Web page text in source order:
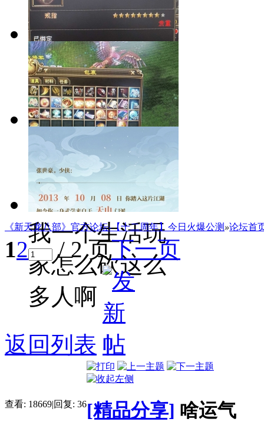
建号一年的成
就，不喜不要
喷！
你有几个
我一个生活玩
家怎么砍这么
多人啊
《新天龙八部》官方论坛-【十二周年】今日火爆公测 »论坛首
12 / 2 页下一页
返回列表
查看: 18669|回复: 36[精品分享] 啥运气